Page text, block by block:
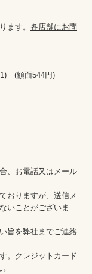
ます。 各店舗にお問
　(額面544円)
、お電話又はメール
おりますが、送信メ
いことがございま
旨を弊社までご連絡
。クレジットカード